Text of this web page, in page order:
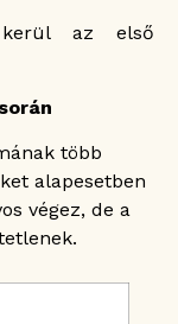
kerül az első
több
alapesetben
végez, de a